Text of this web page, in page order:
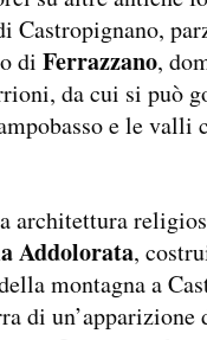
Castropignano,
di Ferrazzano,
da cui si può
e le valli
architettura
Addolorata,
montagna a
di un’apparizione